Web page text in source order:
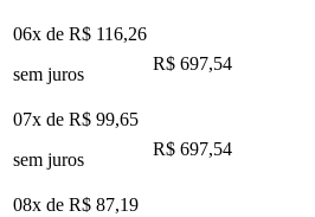
06x de R$ 116,26
sem juros
R$ 697,54
07x de R$ 99,65
sem juros
R$ 697,54
08x de R$ 87,19